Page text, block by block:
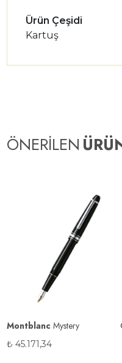
Ürün Çeşidi
Kartuş
ÖNERİLEN
Montblanc Mystery
₺ 45.171,34